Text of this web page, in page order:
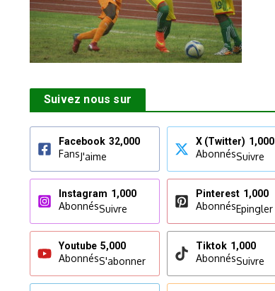
Suivez nous sur
Facebook 32,000
FansJ'aime
X (Twitter) 1,000
AbonnésSuivre
Instagram 1,000
AbonnésSuivre
Pinterest 1,000
AbonnésEpingler
Youtube 5,000
AbonnésS'abonner
Tiktok 1,000
AbonnésSuivre